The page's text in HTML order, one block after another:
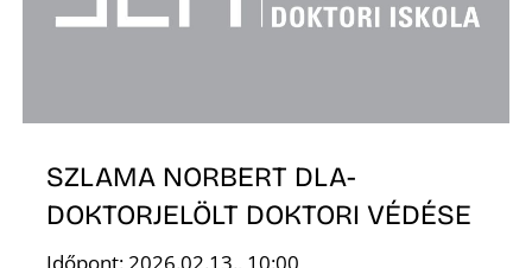
SZLAMA NORBERT DLA-
DOKTORJELÖLT DOKTORI VÉDÉSE